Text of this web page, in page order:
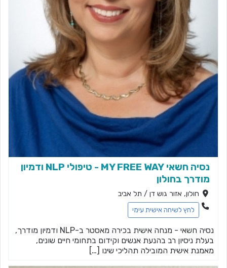
נסיה חשאי MY FREE WAY - טיפולי NLP ודמיון
מודרך בחולון
חולון, אזור גוש דן / תל אביב
לחץ לשיחה אישית עימי
נסיה חשאי - מנחה אישית בכירה מאסטר ב-NLP ודמיון מודרך,
בעלת ניסיון רב בהנעת אנשים וקידום בתחומי חיים שונים,
מאמנת אישית המובילה תהליכי שינו […]